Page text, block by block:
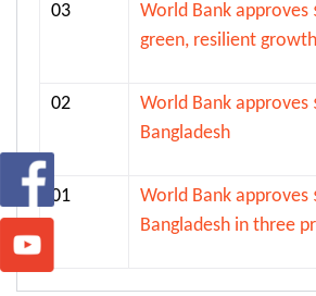
03
World Bank
green, resilient
02
World Bank
Bangladesh
01
World Bank
Bangladesh in three